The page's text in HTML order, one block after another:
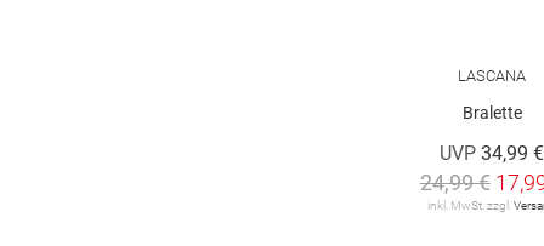
LASCANA
Bralette
UVP 34,99 €
24,99 €
inkl. MwSt. zzgl.